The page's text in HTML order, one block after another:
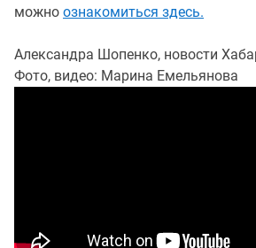
можно ознакомиться здесь.
Александра Шопенко, новости
Фото, видео: Марина Емельянова